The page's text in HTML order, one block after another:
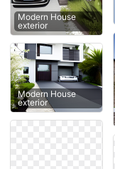
Modern House
exterior
Modern House
exterior